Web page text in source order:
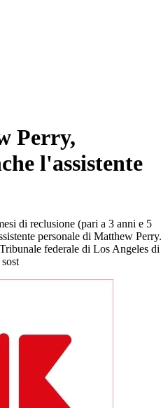
Perry,
l'assistente
di reclusione (pari a 3 anni e 5
personale di Matthew Perry.
federale di Los Angeles di